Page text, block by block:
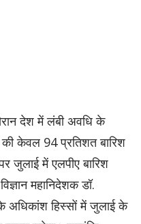
देश में लंबी अवधि के
केवल 94 प्रतिशत बारिश
जुलाई में एलपीए बारिश
महानिदेशक डॉ.
अधिकांश हिस्सों में जुलाई के